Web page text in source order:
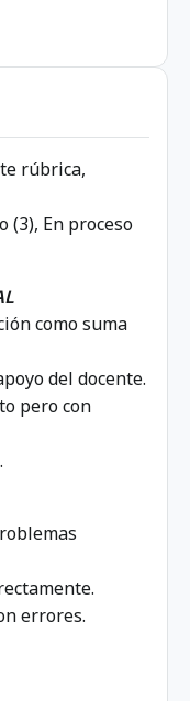
rúbrica,
(3), En proceso
como suma
del docente.
pero con
errores.